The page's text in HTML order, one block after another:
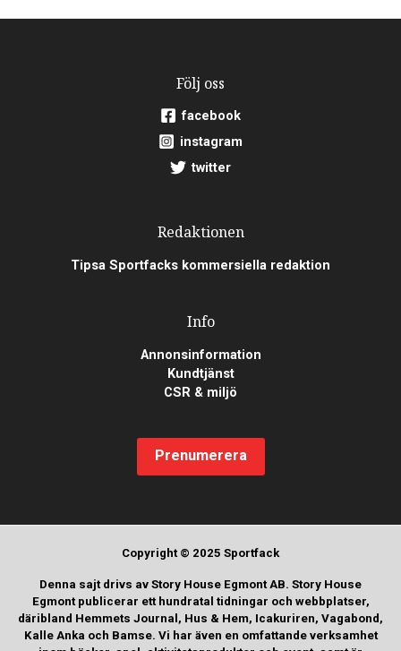
Följ oss
facebook
instagram
twitter
Redaktionen
Tipsa Sportfacks kommersiella redaktion
Info
Annonsinformation
Kundtjänst
CSR & miljö
Prenumerera
Copyright © 2025 Sportfack
Denna sajt drivs av Story House Egmont AB. Story House
Egmont publicerar ett hundratal tidningar och webbplatser,
däribland Hemmets Journal, Hus & Hem, Icakuriren, Vagabond,
Kalle Anka och Bamse. Vi har även en omfattande verksamhet